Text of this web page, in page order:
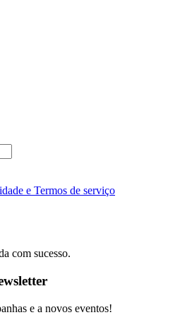
e Termos de serviço
com sucesso.
e a novos eventos!